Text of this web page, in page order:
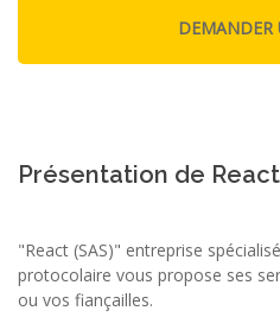
Présentation de React
"React (SAS)" entreprise
protocolaire vous propose ses
ou vos fiançailles.